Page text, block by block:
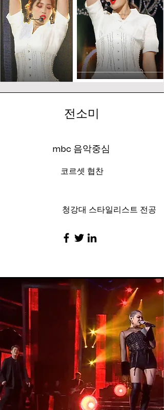
전소미
mbc 음악중심
​코르셋 협찬
청강대 스타일리스트 전공